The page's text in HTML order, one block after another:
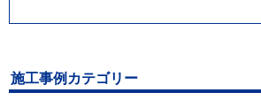
施工事例カテゴリー